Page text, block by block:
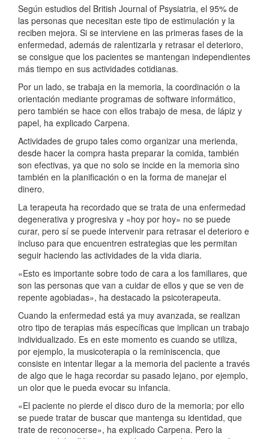
Según estudios del British Journal of Psysiatria, el 95% de
las personas que necesitan este tipo de estimulación y la
reciben mejora. Si se interviene en las primeras fases de la
enfermedad, además de ralentizarla y retrasar el deterioro,
se consigue que los pacientes se mantengan independientes
más tiempo en sus actividades cotidianas.
Por un lado, se trabaja en la memoria, la coordinación o la
orientación mediante programas de software informático,
pero también se hace con ellos trabajo de mesa, de lápiz y
papel, ha explicado Carpena.
Actividades de grupo tales como organizar una merienda,
desde hacer la compra hasta preparar la comida, también
son efectivas, ya que no solo se incide en la memoria sino
también en la planificación o en la forma de manejar el
dinero.
La terapeuta ha recordado que se trata de una enfermedad
degenerativa y progresiva y «hoy por hoy» no se puede
curar, pero sí se puede intervenir para retrasar el deterioro e
incluso para que encuentren estrategias que les permitan
seguir haciendo las actividades de la vida diaria.
«Esto es importante sobre todo de cara a los familiares, que
son las personas que van a cuidar de ellos y que se ven de
repente agobiadas», ha destacado la psicoterapeuta.
Cuando la enfermedad está ya muy avanzada, se realizan
otro tipo de terapias más específicas que implican un trabajo
individualizado. Es en este momento es cuando se utiliza,
por ejemplo, la musicoterapia o la reminiscencia, que
consiste en intentar llegar a la memoria del paciente a través
de algo que le haga recordar su pasado lejano, por ejemplo,
un olor que le pueda evocar su infancia.
«El paciente no pierde el disco duro de la memoria; por ello
se puede tratar de buscar que mantenga su identidad, que
trate de reconocerse», ha explicado Carpena. Pero la